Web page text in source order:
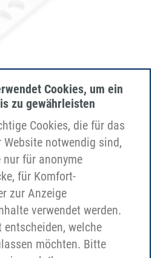
插座适配器板
Cookies, um ein
zu gewährleisten
Cookies, die für das
notwendig sind,
nur für anonyme
für Komfort-
zur Anzeige
verwendet werden.
entscheiden, welche
möchten. Bitte